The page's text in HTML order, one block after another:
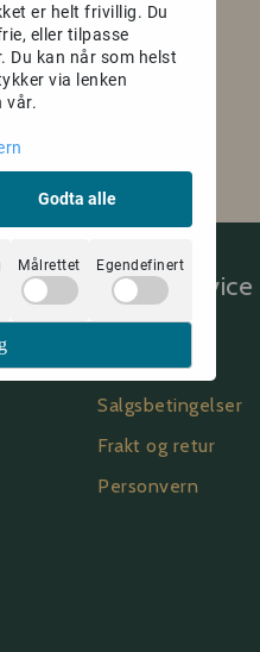
AS
Kundeservice
Rabattkoder
Om oss
Salgsbetingelser
Frakt og retur
Personvern
er helt frivillig. Du
eller tilpasse
Du kan når som helst
via lenken
vår.
Godta alle
Målrettet Egendefinert